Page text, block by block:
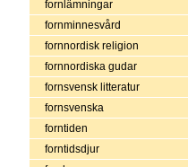
fornlämningar
fornminnesvård
fornnordisk religion
fornnordiska gudar
fornsvensk litteratur
fornsvenska
forntiden
forntidsdjur